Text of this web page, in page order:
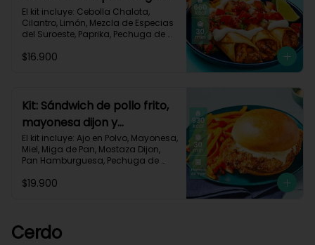
y sour cream-134
El kit incluye: Cebolla Chalota,
Cilantro, Limón, Mezcla de Especias
del Suroeste, Paprika, Pechuga de
Tomate, Tortillas de Harina, Receta
Grasas 30g | Proteínas 40g
$16.900
Kit: Sándwich de pollo frito,
mayonesa dijon y
zanahorias asadas-79
El kit incluye: Ajo en Polvo, Mayonesa,
Miel, Miga de Pan, Mostaza Dijon,
Pan Hamburguesa, Pechuga de
Zanahoria.Receta Impresa.
$19.900
Cerdo